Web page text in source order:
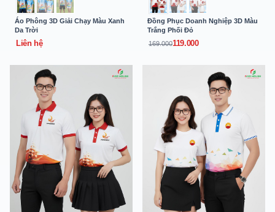
Áo Phông 3D Giải Chạy Màu Xanh
Da Trời
Liên hệ
Đồng Phục Doanh Nghiệp 3D Màu
Trắng Phối Đỏ
169.000119.000